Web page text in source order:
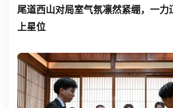
尾道西山对局室气氛凛然紧绷，一力
上星位